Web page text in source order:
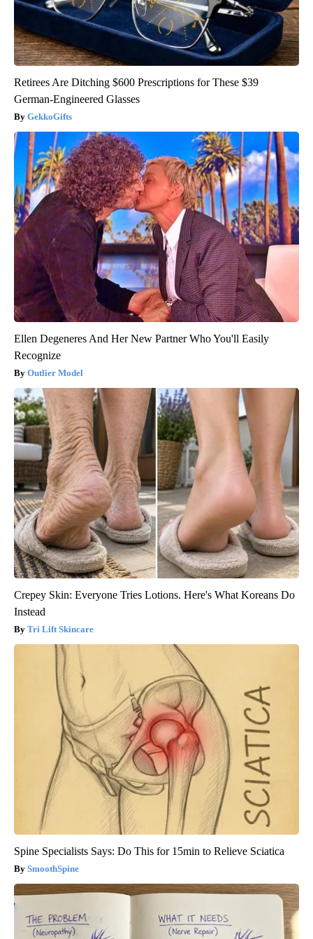
Retirees Are Ditching $600 Prescriptions for These $39
German-Engineered Glasses
GekkoGifts
Ellen Degeneres And Her New Partner Who You'll Easily
Recognize
Outlier Model
Crepey Skin: Everyone Tries Lotions. Here's What Koreans Do
Instead
Tri Lift Skincare
Spine Specialists Says: Do This for 15min to Relieve Sciatica
SmoothSpine